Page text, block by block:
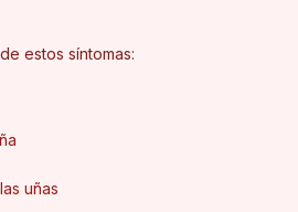
estos síntomas:
uñas